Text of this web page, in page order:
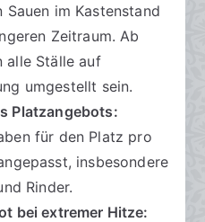
Sauen im Kastenstand
Zeitraum. Ab
alle Ställe auf
umgestellt sein.
Platzangebots:
für den Platz pro
insbesondere
Rinder.
bei extremer Hitze: